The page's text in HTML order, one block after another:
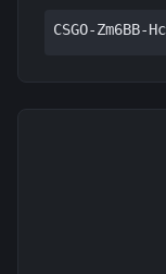
CSGO-Zm6BB-